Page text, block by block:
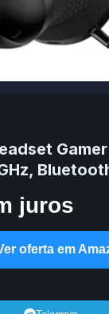
juros
oferta em